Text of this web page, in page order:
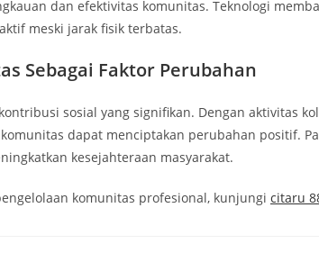
dan efektivitas komunitas. Teknologi
meski jarak fisik terbatas.
Sebagai Faktor Perubahan
sosial yang signifikan. Dengan aktivitas
dapat menciptakan perubahan positif.
kesejahteraan masyarakat.
komunitas profesional, kunjungi citaru